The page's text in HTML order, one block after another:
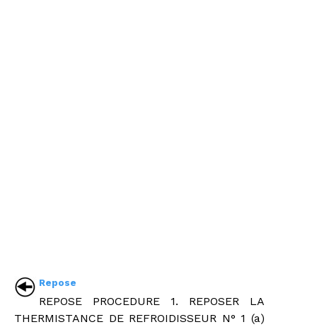
Repose
REPOSE PROCEDURE 1. REPOSER LA
THERMISTANCE DE REFROIDISSEUR N° 1 (a)